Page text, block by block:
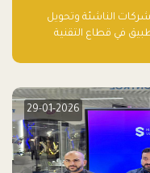
الناشئة وتحويل
في قطاع التقنية
29-01-2026